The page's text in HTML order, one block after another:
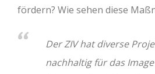
fördern? Wie sehen diese
Der ZIV hat diverse
nachhaltig für das